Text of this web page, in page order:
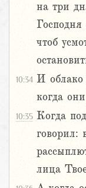
на три
чтоб
10:34 И облако
когда
10:35 Когда
говорил:
лица